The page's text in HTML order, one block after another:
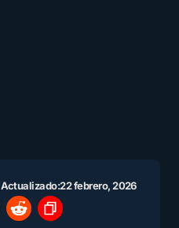
Actualizado:22 febrero, 2026